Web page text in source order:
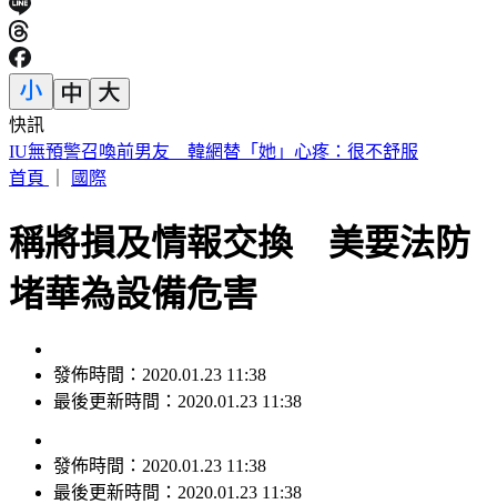
快訊
快訊／財神爺不在家 威力彩頭獎、二獎雙槓龜
首頁
國際
稱將損及情報交換 美要法防
堵華為設備危害
發佈時間：2020.01.23 11:38
最後更新時間：2020.01.23 11:38
發佈時間： 2020.01.23 11:38
最後更新時間： 2020.01.23 11:38